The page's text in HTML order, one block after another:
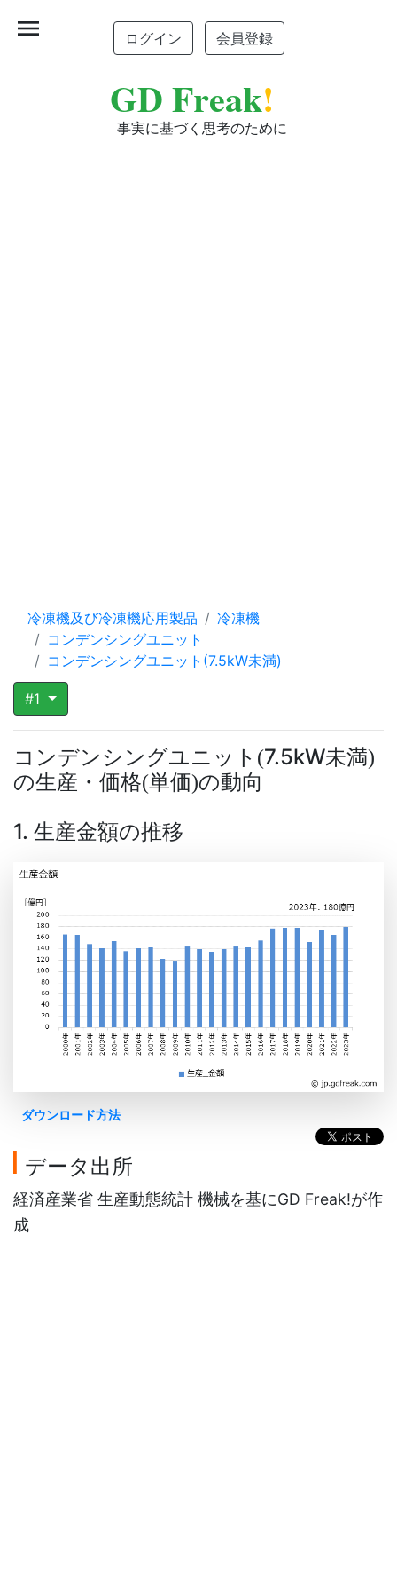
ログイン 会員登録
GD Freak!
事実に基づく思考のために
menu
冷凍機及び冷凍機応用製品
冷凍機
コンデンシングユニット
コンデンシングユニット(7.5kW未満)
#1
コンデンシングユニット (7.5kW未満)
の生産・価格(単価)の動向
1. 生産金額の推移
ダウンロード方法
データ出所
経済産業省 生産動態統計 機械を基にGD Freak!が作
成